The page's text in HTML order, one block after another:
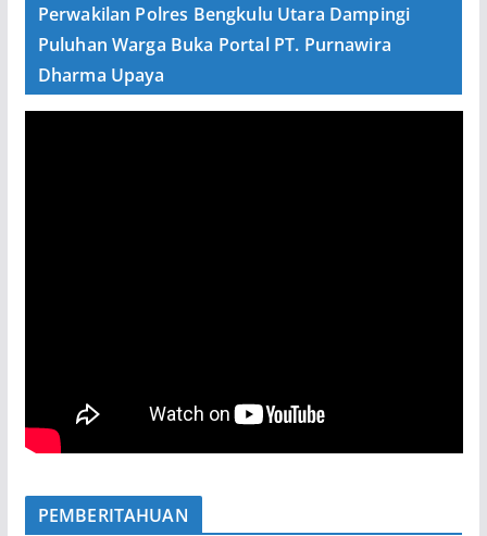
Perwakilan Polres Bengkulu Utara Dampingi
Puluhan Warga Buka Portal PT. Purnawira
Dharma Upaya
PEMBERITAHUAN